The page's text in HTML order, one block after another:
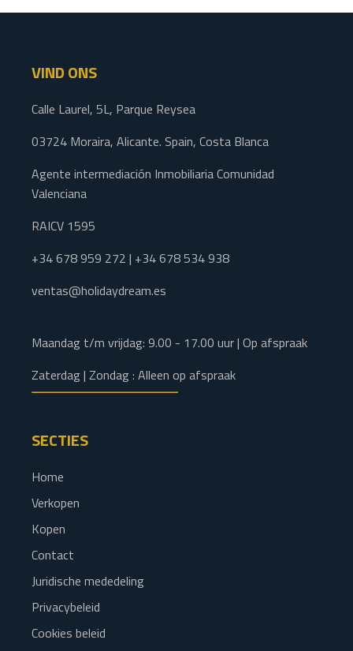
VIND ONS
Calle Laurel, 5L, Parque Reysea
03724 Moraira, Alicante. Spain, Costa Blanca
Agente intermediación Inmobiliaria Comunidad
Valenciana
RAICV 1595
+34 678 959 272 | +34 678 534 938
ventas@holidaydream.es
Maandag t/m vrijdag: 9.00 - 17.00 uur | Op afspraak
Zaterdag | Zondag : Alleen op afspraak
SECTIES
Home
Verkopen
Kopen
Contact
Juridische mededeling
Privacybeleid
Cookies beleid